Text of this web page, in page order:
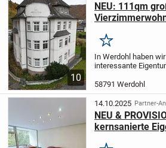
10
NEU: 111qm
verkaufen!!!
Merken
In Werdohl haben
interessante
Charme eines
verbunden mit dem
modernisierten...
58791 Werdohl
14.10.2025 Partner-
NEU &
kernsanierte